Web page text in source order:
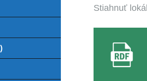
Stiahnuť